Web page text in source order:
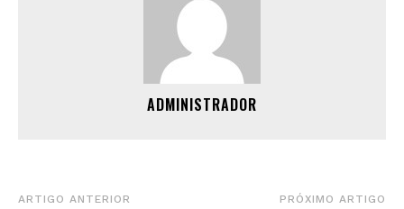
ADMINISTRADOR
ARTIGO ANTERIOR PRÓXIMO ARTIGO